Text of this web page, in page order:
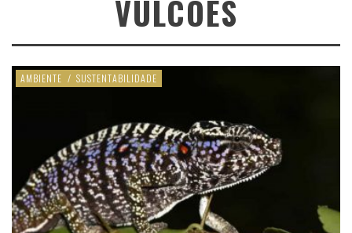
VULCÕES
AMBIENTE / SUSTENTABILIDADE